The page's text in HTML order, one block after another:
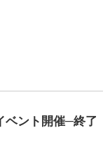
ベント開催─終了